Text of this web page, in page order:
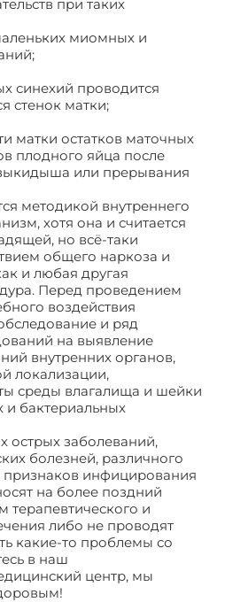
при таких
миомных и
синехий проводится
стенок матки;
матки остатков маточных
плодного яйца после
или прерывания
методикой внутреннего
хотя она и считается
но всё-таки
общего наркоза и
и любая другая
Перед проведением
воздействия
и ряд
на выявление
внутренних органов,
локализации,
среды влагалища и шейки
бактериальных
заболеваний,
болезней, различного
инфицирования
на более поздний
терапевтического и
либо не проводят
какие-то проблемы со
в наш
центр, мы